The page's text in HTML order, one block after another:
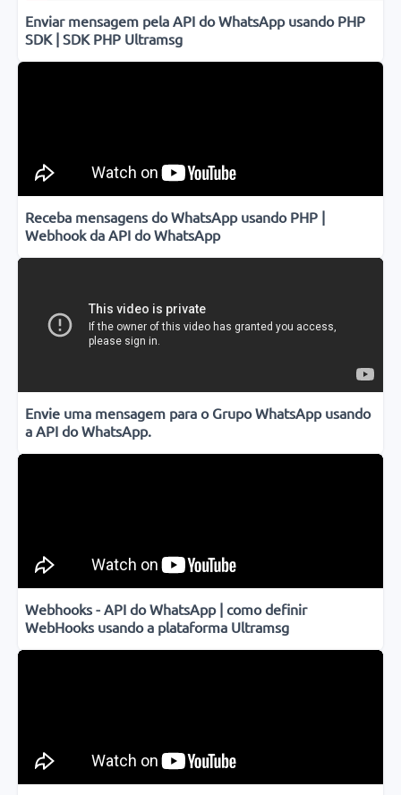
Enviar mensagem pela API do WhatsApp usando PHP
SDK | SDK PHP Ultramsg
Receba mensagens do WhatsApp usando PHP |
Webhook da API do WhatsApp
Envie uma mensagem para o Grupo WhatsApp usando
a API do WhatsApp.
Webhooks - API do WhatsApp | como definir
WebHooks usando a plataforma Ultramsg